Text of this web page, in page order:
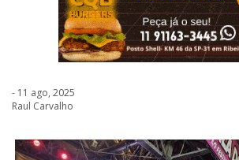
- 11 ago, 2025
Raul Carvalho